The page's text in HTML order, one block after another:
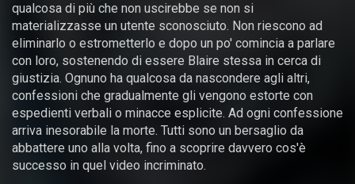
qualcosa di più che non uscirebbe se non si
materializzasse un utente sconosciuto. Non riescono ad
eliminarlo o estrometterlo e dopo un po' comincia a parlare
con loro, sostenendo di essere Blaire stessa in cerca di
giustizia. Ognuno ha qualcosa da nascondere agli altri,
confessioni che gradualmente gli vengono estorte con
espedienti verbali o minacce esplicite. Ad ogni confessione
arriva inesorabile la morte. Tutti sono un bersaglio da
abbattere uno alla volta, fino a scoprire davvero cos'è
successo in quel video incriminato.